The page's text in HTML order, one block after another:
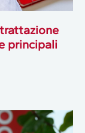
principali